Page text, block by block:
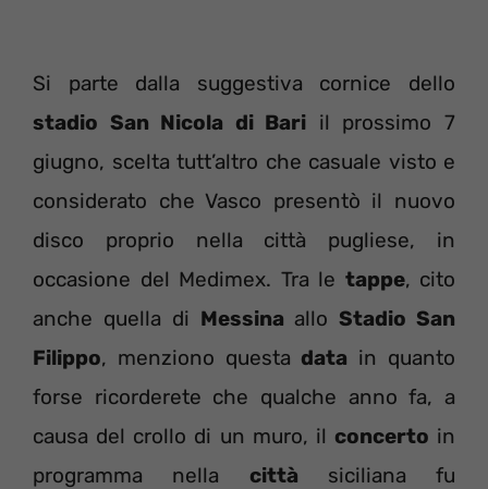
Si parte dalla suggestiva cornice dello
stadio San Nicola di Bari il prossimo 7
giugno, scelta tutt’altro che casuale visto e
considerato che Vasco presentò il nuovo
disco proprio nella città pugliese, in
occasione del Medimex. Tra le tappe, cito
anche quella di Messina alloStadio San
Filippo, menziono questa data in quanto
forse ricorderete che qualche anno fa, a
causa del crollo di un muro, il concerto in
programma nella città siciliana fu